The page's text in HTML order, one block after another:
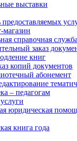
выставки
магазин
справочная служба
заказ
книг
копий документов
абонемент
– педагогам
юридическая
книга года